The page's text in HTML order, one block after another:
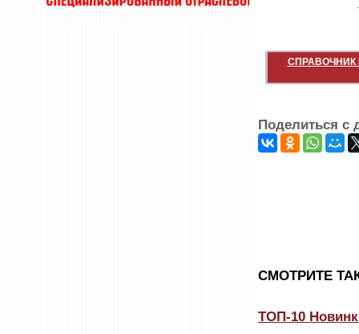
СПРАВОЧНИК
Поделиться с
CМОТРИТЕ
ТОП-10